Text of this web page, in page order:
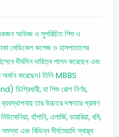
অভিজ্ঞ ও সুপরিচিত শিশু ও
মেডিকেল কলেজ ও হাসপাতালের
দীর্ঘদিন দায়িত্ব পালন করেছেন এবং
অর্জন করেছেন। তিনি MBBS
যা শিশু রোগ নির্ণয়,
তার উচ্চতর দক্ষতার প্রমাণ
হাঁপানি, এলার্জি, ডায়রিয়া, বমি,
এবং বিভিন্ন দীর্ঘমেয়াদি স্বাস্থ্য